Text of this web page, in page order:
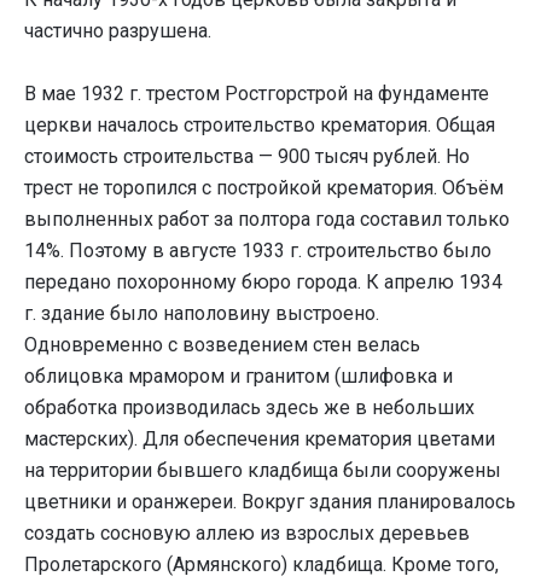
частично разрушена.
В мае 1932 г. трестом Ростгорстрой на фундаменте
церкви началось строительство крематория. Общая
стоимость строительства — 900 тысяч рублей. Но
трест не торопился с постройкой крематория. Объём
выполненных работ за полтора года составил только
14%. Поэтому в августе 1933 г. строительство было
передано похоронному бюро города. К апрелю 1934
г. здание было наполовину выстроено.
Одновременно с возведением стен велась
облицовка мрамором и гранитом (шлифовка и
обработка производилась здесь же в небольших
мастерских). Для обеспечения крематория цветами
на территории бывшего кладбища были сооружены
цветники и оранжереи. Вокруг здания планировалось
создать сосновую аллею из взрослых деревьев
Пролетарского (Армянского) кладбища. Кроме того,